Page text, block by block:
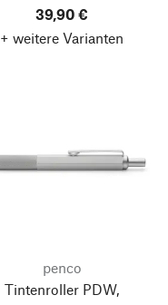
39,90 €
+ weitere Varianten
penco
Tintenroller PDW,